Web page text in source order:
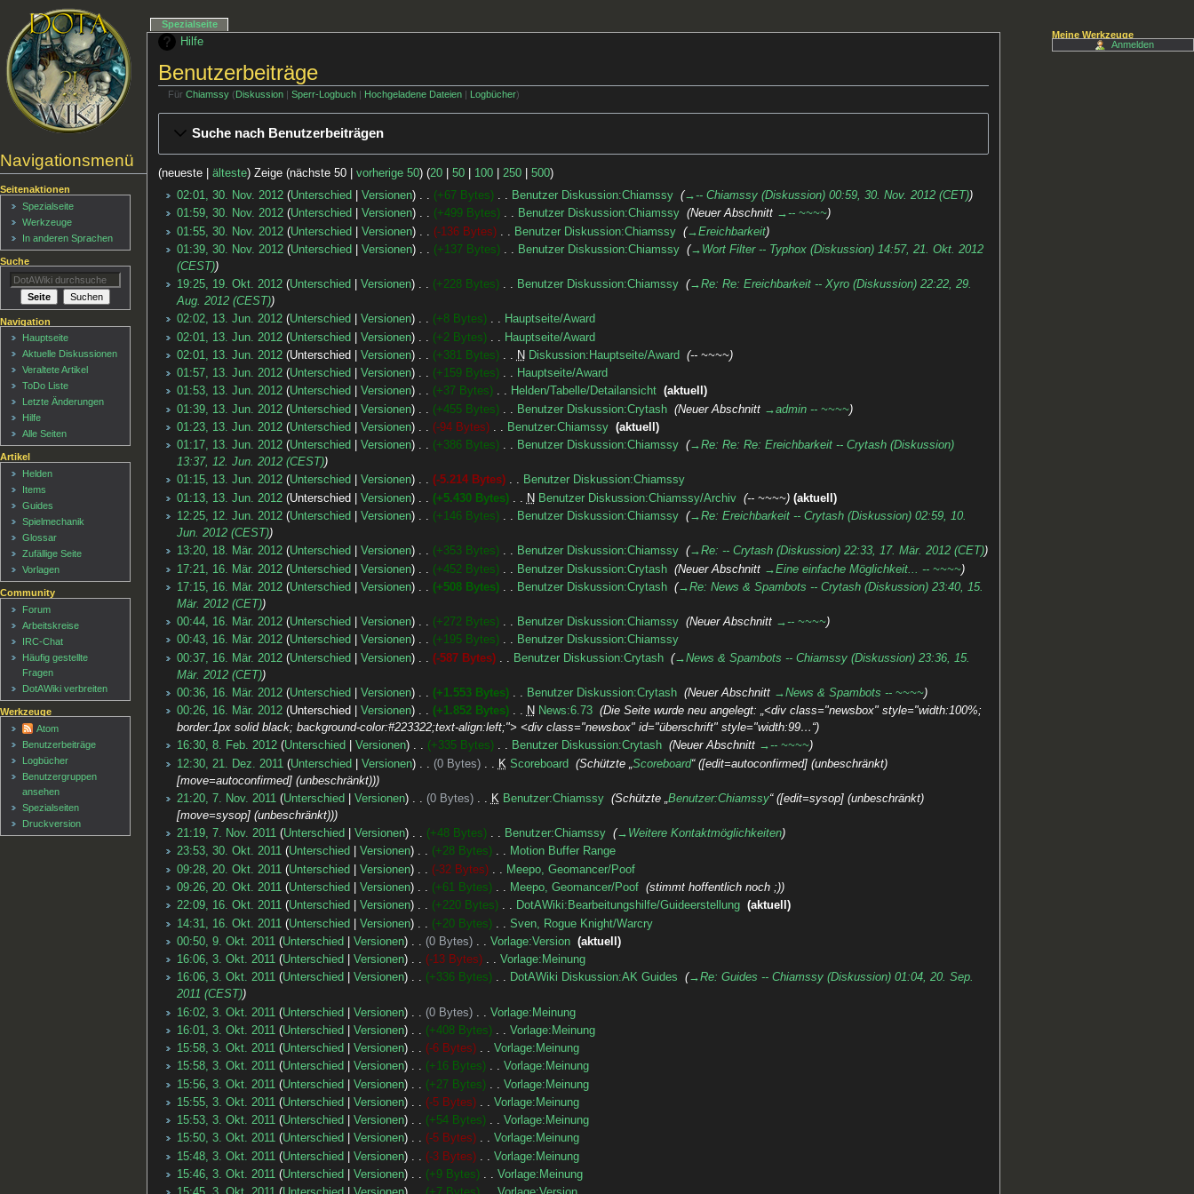
Hilfe
Benutzerbeiträge
Für Chiamssy Diskussion Sperr-Logbuch Hochgeladene Dateien Logbücher
Suche nach Benutzerbeiträgen
(neueste |älteste) Zeige (nächste 50 |vorherige 50) (20 |50 100 250 |500)
02:01, 30. Nov. 2012 Unterschied Versionen +67 Bytes ‎ Benutzer Diskussion:Chiamssy‎
→‎-- Chiamssy (Diskussion) 00:59, 30. Nov. 2012 (CET)
01:59, 30. Nov. 2012 Unterschied Versionen +499 Bytes ‎ Benutzer Diskussion:Chiamssy‎ Neuer Abschnitt →‎-- ~~~~
01:55, 30. Nov. 2012 Unterschied Versionen -136 Bytes ‎ Benutzer Diskussion:Chiamssy‎
→‎Ereichbarkeit
01:39, 30. Nov. 2012 Unterschied Versionen +137 Bytes ‎ Benutzer Diskussion:Chiamssy‎
→‎Wort Filter -- Typhox (Diskussion) 14:57, 21. Okt. 2012
(CEST)
19:25, 19. Okt. 2012 Unterschied Versionen +228 Bytes ‎ Benutzer Diskussion:Chiamssy‎
→‎Re: Re: Ereichbarkeit -- Xyro (Diskussion) 22:22, 29.
Aug. 2012 (CEST)
02:02, 13. Jun. 2012 Unterschied Versionen +8 Bytes ‎ Hauptseite/Award
02:01, 13. Jun. 2012 Unterschied Versionen +2 Bytes ‎ Hauptseite/Award
02:01, 13. Jun. 2012 Unterschied Versionen +381 Bytes ‎ N Diskussion:Hauptseite/Award
-- ~~~~
01:57, 13. Jun. 2012 Unterschied Versionen +159 Bytes ‎ Hauptseite/Award
01:53, 13. Jun. 2012 Unterschied Versionen +37 Bytes ‎ Helden/Tabelle/Detailansicht‎
aktuell
01:39, 13. Jun. 2012 Unterschied Versionen +455 Bytes ‎ Benutzer Diskussion:Crytash‎ Neuer Abschnitt →‎admin -- ~~~~
01:23, 13. Jun. 2012 Unterschied Versionen -94 Bytes ‎ Benutzer:Chiamssy‎
aktuell
01:17, 13. Jun. 2012 Unterschied Versionen +386 Bytes ‎ Benutzer Diskussion:Chiamssy‎
→‎Re: Re: Re: Ereichbarkeit -- Crytash (Diskussion)
13:37, 12. Jun. 2012 (CEST)
01:15, 13. Jun. 2012 Unterschied Versionen -5.214 Bytes ‎ Benutzer Diskussion:Chiamssy‎
01:13, 13. Jun. 2012 Unterschied Versionen +5.430 Bytes ‎ N Benutzer Diskussion:Chiamssy/Archiv‎ -- ~~~~
aktuell
12:25, 12. Jun. 2012 Unterschied Versionen +146 Bytes ‎ Benutzer Diskussion:Chiamssy‎
→‎Re: Ereichbarkeit -- Crytash (Diskussion) 02:59, 10.
Jun. 2012 (CEST)
13:20, 18. Mär. 2012 Unterschied Versionen +353 Bytes ‎ Benutzer Diskussion:Chiamssy‎
→‎Re: -- Crytash (Diskussion) 22:33, 17. Mär. 2012 (CET)
17:21, 16. Mär. 2012 Unterschied Versionen +452 Bytes ‎ Benutzer Diskussion:Crytash‎ Neuer Abschnitt →‎Eine einfache Möglichkeit... -- ~~~~
17:15, 16. Mär. 2012 Unterschied Versionen +508 Bytes ‎ Benutzer Diskussion:Crytash‎
→‎Re: News & Spambots -- Crytash (Diskussion) 23:40, 15.
Mär. 2012 (CET)
00:44, 16. Mär. 2012 Unterschied Versionen +272 Bytes ‎ Benutzer Diskussion:Chiamssy‎ Neuer Abschnitt →‎-- ~~~~
00:43, 16. Mär. 2012 Unterschied Versionen +195 Bytes ‎ Benutzer Diskussion:Chiamssy‎
00:37, 16. Mär. 2012 Unterschied Versionen -587 Bytes ‎ Benutzer Diskussion:Crytash‎
→‎News & Spambots -- Chiamssy (Diskussion) 23:36, 15.
Mär. 2012 (CET)
00:36, 16. Mär. 2012 Unterschied Versionen +1.553 Bytes ‎ Benutzer Diskussion:Crytash‎ Neuer Abschnitt →‎News & Spambots -- ~~~~
00:26, 16. Mär. 2012 Unterschied Versionen +1.852 Bytes ‎ N News:6.73‎
Die Seite wurde neu angelegt: „<div class="newsbox" style="width:100%;
border:1px solid black; background-color:#223322;text-align:left;"> <div class="newsbox" id="überschrift" style="width:99…“
16:30, 8. Feb. 2012 Unterschied Versionen +335 Bytes ‎ Benutzer Diskussion:Crytash‎ Neuer Abschnitt →‎-- ~~~~
12:30, 21. Dez. 2011
Unterschied Versionen 0 Bytes ‎ K Scoreboard Schützte „ Scoreboard“ ([edit=autoconfirmed] (unbeschränkt)
[move=autoconfirmed] (unbeschränkt))
21:20, 7. Nov. 2011 Unterschied Versionen 0 Bytes ‎ K Benutzer:Chiamssy‎ Schützte „Benutzer:Chiamssy“ ([edit=sysop] (unbeschränkt)
[move=sysop] (unbeschränkt))
21:19, 7. Nov. 2011 Unterschied Versionen +48 Bytes ‎ Benutzer:Chiamssy‎
→‎Weitere Kontaktmöglichkeiten
23:53, 30. Okt. 2011 Unterschied Versionen +28 Bytes ‎ Motion Buffer Range‎
09:28, 20. Okt. 2011
Unterschied Versionen -32 Bytes ‎ Meepo, Geomancer/Poof‎
09:26, 20. Okt. 2011 Unterschied Versionen +61 Bytes ‎ Meepo, Geomancer/Poof‎
stimmt hoffentlich noch ;)
22:09, 16. Okt. 2011 Unterschied Versionen +220 Bytes ‎ DotAWiki:Bearbeitungshilfe/Guideerstellung‎
aktuell
14:31, 16. Okt. 2011
Unterschied Versionen +20 Bytes ‎ Sven, Rogue Knight/Warcry‎
00:50, 9. Okt. 2011
Unterschied Versionen 0 Bytes ‎ Vorlage:Version‎
aktuell
16:06, 3. Okt. 2011 Unterschied Versionen -13 Bytes ‎ Vorlage:Meinung‎
16:06, 3. Okt. 2011 Unterschied Versionen +336 Bytes ‎ DotAWiki Diskussion:AK Guides
→‎Re: Guides -- Chiamssy (Diskussion) 01:04, 20. Sep.
2011 (CEST)
16:02, 3. Okt. 2011
Unterschied Versionen 0 Bytes ‎ Vorlage:Meinung‎
16:01, 3. Okt. 2011 Unterschied Versionen +408 Bytes ‎ Vorlage:Meinung‎
15:58, 3. Okt. 2011 Unterschied Versionen -6 Bytes ‎ Vorlage:Meinung‎
15:58, 3. Okt. 2011 Unterschied Versionen +16 Bytes ‎ Vorlage:Meinung‎
15:56, 3. Okt. 2011
Unterschied Versionen +27 Bytes ‎ Vorlage:Meinung‎
15:55, 3. Okt. 2011 Unterschied Versionen -5 Bytes ‎ Vorlage:Meinung‎
15:53, 3. Okt. 2011 Unterschied Versionen +54 Bytes ‎ Vorlage:Meinung‎
15:50, 3. Okt. 2011 Unterschied Versionen -5 Bytes ‎ Vorlage:Meinung‎
15:48, 3. Okt. 2011
Unterschied Versionen -3 Bytes ‎ Vorlage:Meinung‎
15:46, 3. Okt. 2011 Unterschied Versionen +9 Bytes ‎ Vorlage:Meinung‎
Navigationsmenü
Spezialseite
Seitenaktionen
Spezialseite
Werkzeuge
In anderen Sprachen
Meine Werkzeuge
Anmelden
Suche
Navigation
Hauptseite
Aktuelle Diskussionen
Veraltete Artikel
ToDo Liste
Letzte Änderungen
Hilfe
Alle Seiten
Artikel
Helden
Items
Guides
Spielmechanik
Glossar
Zufällige Seite
Vorlagen
Community
Forum
Arbeitskreise
IRC-Chat
Häufig gestellte
Fragen
DotAWiki verbreiten
Werkzeuge
Atom
Benutzerbeiträge
Logbücher
Benutzergruppen
ansehen
Spezialseiten
Druckversion